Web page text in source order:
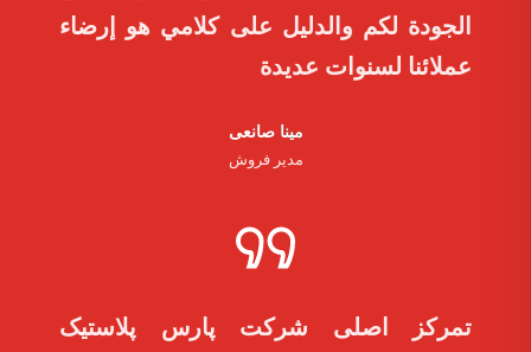
الجودة لكم والدليل على كلامي هو إرضاء
عملائنا لسنوات عديدة
مینا صانعی
مدیر فروش
تمرکز اصلی شرکت پارس پلاستیک